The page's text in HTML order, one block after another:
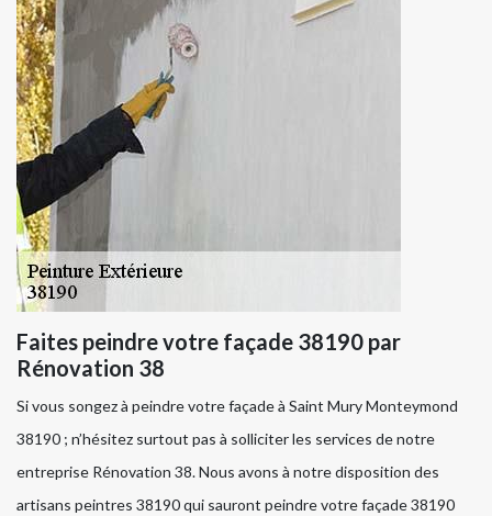
Faites peindre votre façade 38190 par
Rénovation 38
Si vous songez à peindre votre façade à Saint Mury Monteymond
38190 ; n’hésitez surtout pas à solliciter les services de notre
entreprise Rénovation 38. Nous avons à notre disposition des
artisans peintres 38190 qui sauront peindre votre façade 38190